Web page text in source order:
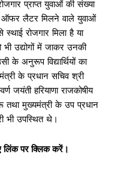
प्राप्त युवाओं की संख्या
ऑफर लैटर मिलने वाले युवाओं
रोजगार मिला है या
भी उद्योगों में जाकर उनकी
के अनुरूप विद्यार्थियों का
के प्रधान सचिव श्री
जयंती हरियाणा राजकोषीय
तथा मुख्यमंत्री के उप प्रधान
भी उपस्थित थे।
लिंक पर क्लिक करें।